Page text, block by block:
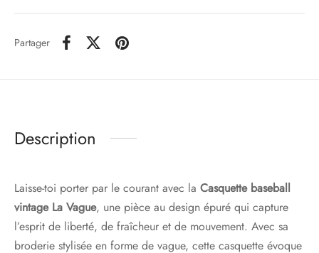
Partager
Description
Laisse-toi porter par le courant avec la Casquette baseball
vintage La Vague, une pièce au design épuré qui capture
l’esprit de liberté, de fraîcheur et de mouvement. Avec sa
broderie stylisée en forme de vague, cette casquette évoque